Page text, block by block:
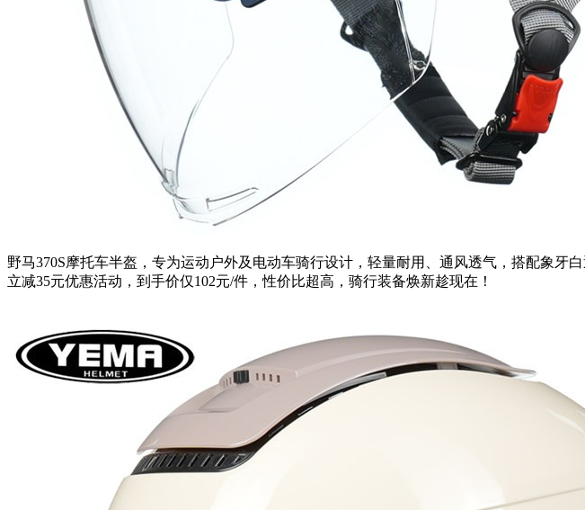
野马370S摩托车半盔，专为运动户外及电动车骑行设计，轻量耐用、通风透气，搭配象
立减35元优惠活动，到手价仅102元/件，性价比超高，骑行装备焕新趁现在！